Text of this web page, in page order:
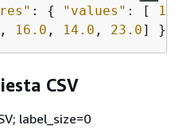
: { "values" : [ 1.5
, 16.0 , 14.0 , 23.0] }
CSV
label_size=0